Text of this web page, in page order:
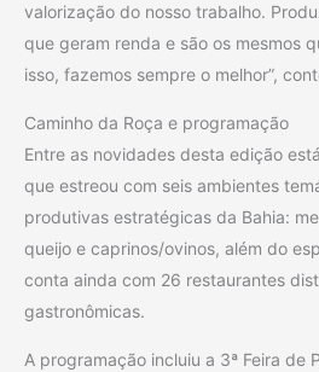
valorização do nosso trabalho.
que geram renda e são os mesmos
isso, fazemos sempre o melhor”,
Caminho da Roça e programação
Entre as novidades desta edição
que estreou com seis ambientes
produtivas estratégicas da Bahia:
queijo e caprinos/ovinos, além do
conta ainda com 26 restaurantes
gastronômicas.
A programação incluiu a 3ª Feira de